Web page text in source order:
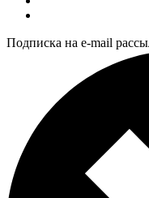
Подписка на e-mail